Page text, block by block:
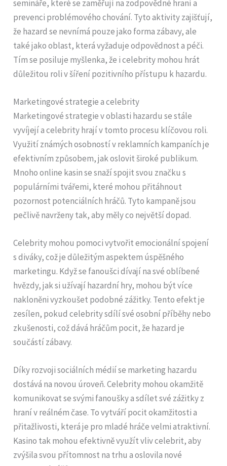
semináře, které se zaměřují na zodpovědné hraní a
prevenci problémového chování. Tyto aktivity zajišťují,
že hazard se nevnímá pouze jako forma zábavy, ale
také jako oblast, která vyžaduje odpovědnost a péči.
Tím se posiluje myšlenka, že i celebrity mohou hrát
důležitou roli v šíření pozitivního přístupu k hazardu.
Marketingové strategie a celebrity
Marketingové strategie v oblasti hazardu se stále
vyvíjejí a celebrity hrají v tomto procesu klíčovou roli.
Využití známých osobností v reklamních kampaních je
efektivním způsobem, jak oslovit široké publikum.
Mnoho online kasin se snaží spojit svou značku s
populárními tvářemi, které mohou přitáhnout
pozornost potenciálních hráčů. Tyto kampaně jsou
pečlivě navrženy tak, aby měly co největší dopad.
Celebrity mohou pomoci vytvořit emocionální spojení
s diváky, což je důležitým aspektem úspěšného
marketingu. Když se fanoušci dívají na své oblíbené
hvězdy, jak si užívají hazardní hry, mohou být více
nakloněni vyzkoušet podobné zážitky. Tento efekt je
zesílen, pokud celebrity sdílí své osobní příběhy nebo
zkušenosti, což dává hráčům pocit, že hazard je
součástí zábavy.
Díky rozvoji sociálních médií se marketing hazardu
dostává na novou úroveň. Celebrity mohou okamžitě
komunikovat se svými fanoušky a sdílet své zážitky z
hraní v reálném čase. To vytváří pocit okamžitosti a
přitažlivosti, která je pro mladé hráče velmi atraktivní.
Kasino tak mohou efektivně využít vliv celebrit, aby
zvýšila svou přítomnost na trhu a oslovila nové